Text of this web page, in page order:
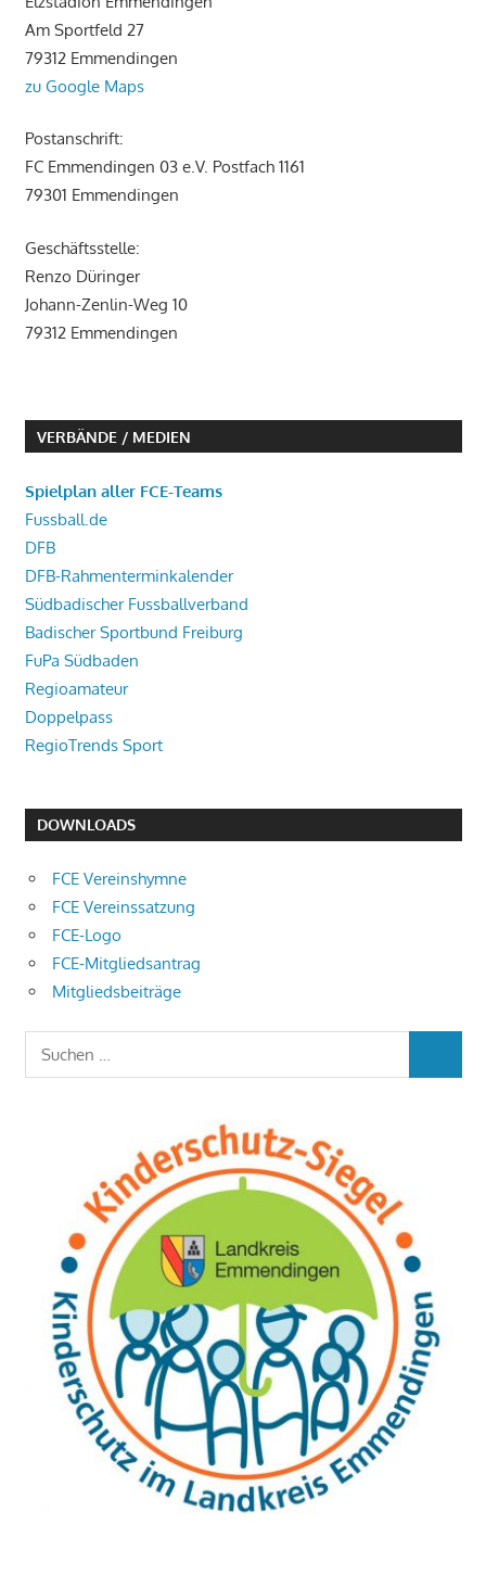
Am Sportfeld 27
79312 Emmendingen
zu Google Maps
Postanschrift:
FC Emmendingen 03 e.V. Postfach 1161
79301 Emmendingen
Geschäftsstelle:
Renzo Düringer
Johann-Zenlin-Weg 10
79312 Emmendingen
VERBÄNDE / MEDIEN
Spielplan aller FCE-Teams
Fussball.de
DFB
DFB-Rahmenterminkalender
Südbadischer Fussballverband
Badischer Sportbund Freiburg
FuPa Südbaden
Regioamateur
Doppelpass
RegioTrends Sport
DOWNLOADS
FCE Vereinshymne
FCE Vereinssatzung
FCE-Logo
FCE-Mitgliedsantrag
Mitgliedsbeiträge
Suchen
nach: